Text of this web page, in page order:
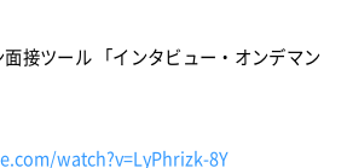
面接ツール 「インタビュー・オンデマン
watch?v=LyPhrizk-8Y